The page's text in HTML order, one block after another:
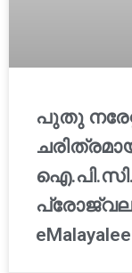
പുതു
eMalayalee